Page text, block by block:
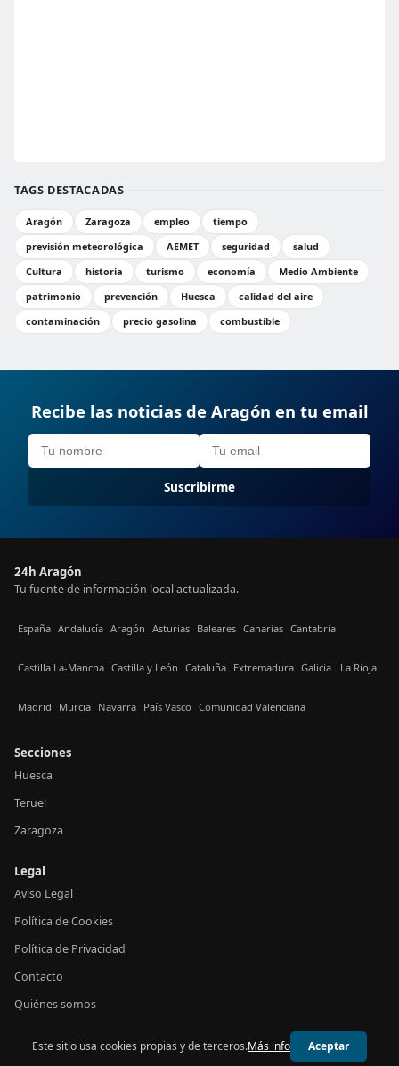
TAGS DESTACADAS
Aragón Zaragoza empleo
tiempo
previsión meteorológica
AEMET seguridad
salud
Cultura
historia turismo economía
Medio Ambiente
patrimonio
prevención Huesca
calidad del aire
contaminación
precio gasolina combustible
Recibe las noticias de Aragón en tu email
Suscribirme
24h Aragón
Tu fuente de información local actualizada.
España Andalucía Aragón Asturias Baleares Canarias Cantabria
Castilla La-Mancha Castilla y León Cataluña Extremadura Galicia La Rioja
Madrid Murcia Navarra País Vasco Comunidad Valenciana
Secciones
Huesca
Teruel
Zaragoza
Legal
Aviso Legal
Política de Cookies
Política de Privacidad
Contacto
Quiénes somos
© 2026 24h Aragón
Este sitio usa cookies propias y de terceros.Más info Aceptar